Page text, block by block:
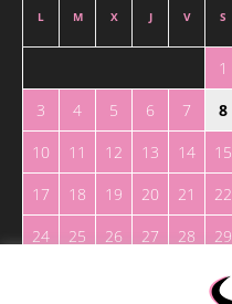
L M X J V S
1
3
4 5 6 7 8
10
11 12 13 14 15
17
18 19 20 21 22
24
25 26 27 28 29